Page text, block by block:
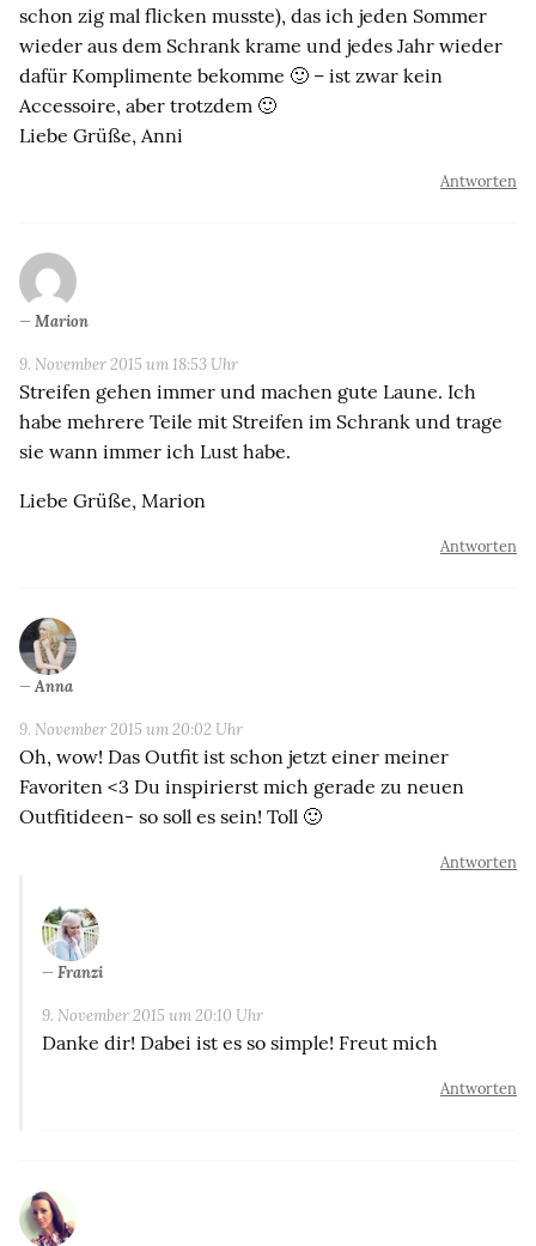
schon zig mal flicken musste), das ich jeden Sommer
wieder aus dem Schrank krame und jedes Jahr wieder
dafür Komplimente bekomme 🙂 – ist zwar kein
Accessoire, aber trotzdem 🙂
Liebe Grüße, Anni
Antworten
Marion
9. November 2015 um 18:53 Uhr
Streifen gehen immer und machen gute Laune. Ich
habe mehrere Teile mit Streifen im Schrank und trage
sie wann immer ich Lust habe.
Liebe Grüße, Marion
Antworten
Anna
9. November 2015 um 20:02 Uhr
Oh, wow! Das Outfit ist schon jetzt einer meiner
Favoriten <3 Du inspirierst mich gerade zu neuen
Outfitideen- so soll es sein! Toll 🙂
Antworten
Franzi
9. November 2015 um 20:10 Uhr
Danke dir! Dabei ist es so simple! Freut mich
Antworten